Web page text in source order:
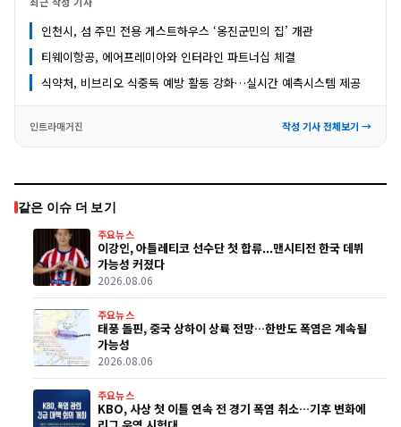
인천시, 섬 주민 전용 게스트하우스 ‘옹진군민의 집’ 개관
티웨이항공, 에어프레미아와 인터라인 파트너십 체결
식약처, 비브리오 식중독 예방 활동 강화…실시간 예측시스템 제공
인트라매거진 작성 기사 전체보기 →
같은 이슈 더 보기
주요뉴스
이강인, 아틀레티코 선수단 첫 합류...맨시티전 한국 데뷔
가능성 커졌다
2026.08.06
주요뉴스
태풍 돌핀, 중국 상하이 상륙 전망…한반도 폭염은 계속될
가능성
2026.08.06
주요뉴스
KBO, 사상 첫 이틀 연속 전 경기 폭염 취소…기후 변화에